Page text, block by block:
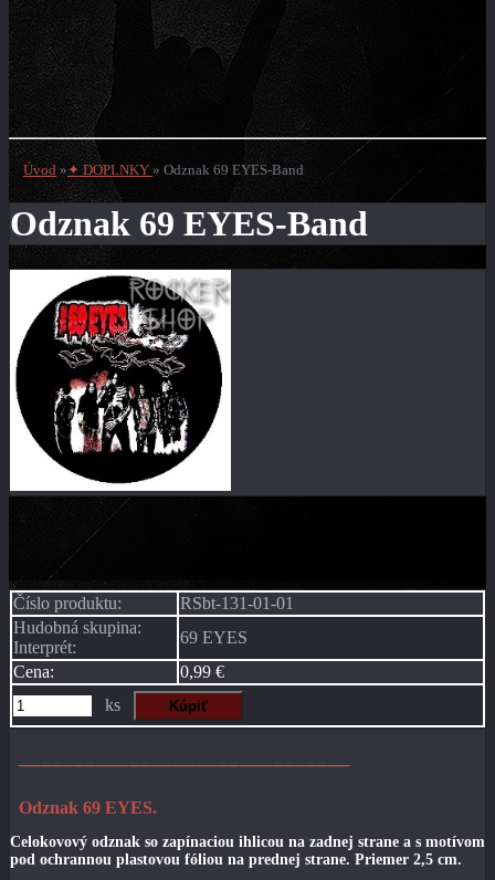
Úvod »✦ DOPLNKY » Odznak 69 EYES-Band
Odznak 69 EYES-Band
Číslo produktu:
RSbt-131-01-01
Hudobná skupina:
Interprét:
69 EYES
Cena:
0,99 €
ks
––––––––––––––––––––––––––––––
Odznak 69 EYES.
Celokovový odznak so zapínaciou ihlicou na zadnej strane a s motívom
pod ochrannou plastovou fóliou na prednej strane. Priemer 2,5 cm.